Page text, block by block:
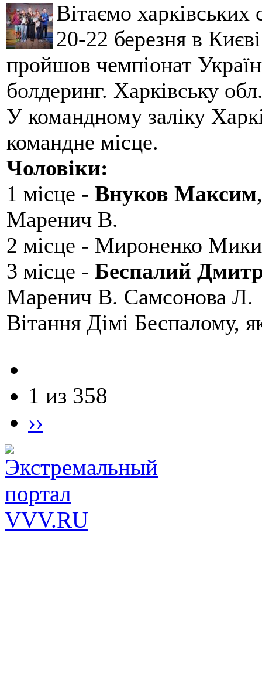
Вітаємо
20-22 березня в
пройшов чемпіонат
болдеринг. Харківську
У командному заліку
командне місце.
Чоловіки:
1 місце - Внуков Максим
Маренич В.
2 місце - Мироненко
3 місце - Беспалий
Маренич В. Самсонова Л.
Вітання Дімі Беспалому,
1 из 358
››